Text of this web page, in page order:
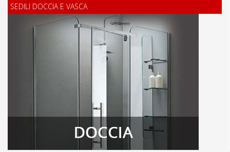
SEDILI DOCCIA E VASCA